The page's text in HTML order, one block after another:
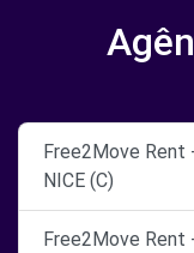
Free2Move Rent
NICE (C)
Free2Move Rent